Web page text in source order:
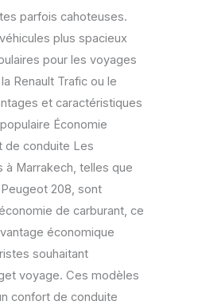
parfois cahoteuses.
plus spacieux
pour les voyages
Renault Trafic ou le
et caractéristiques
Économie
de conduite Les
à Marrakech, telles que
208, sont
de carburant, ce
économique
souhaitant
voyage. Ces modèles
confort de conduite